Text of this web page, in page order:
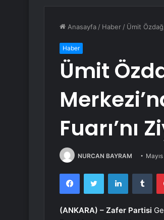
Anasayfa / Haber / Ümit
Haber
Ümit
Fuarı’nı
NURCAN BAYRAM
FacebookTwitter LinkedIn
(ANKARA) – Zafer Partisi